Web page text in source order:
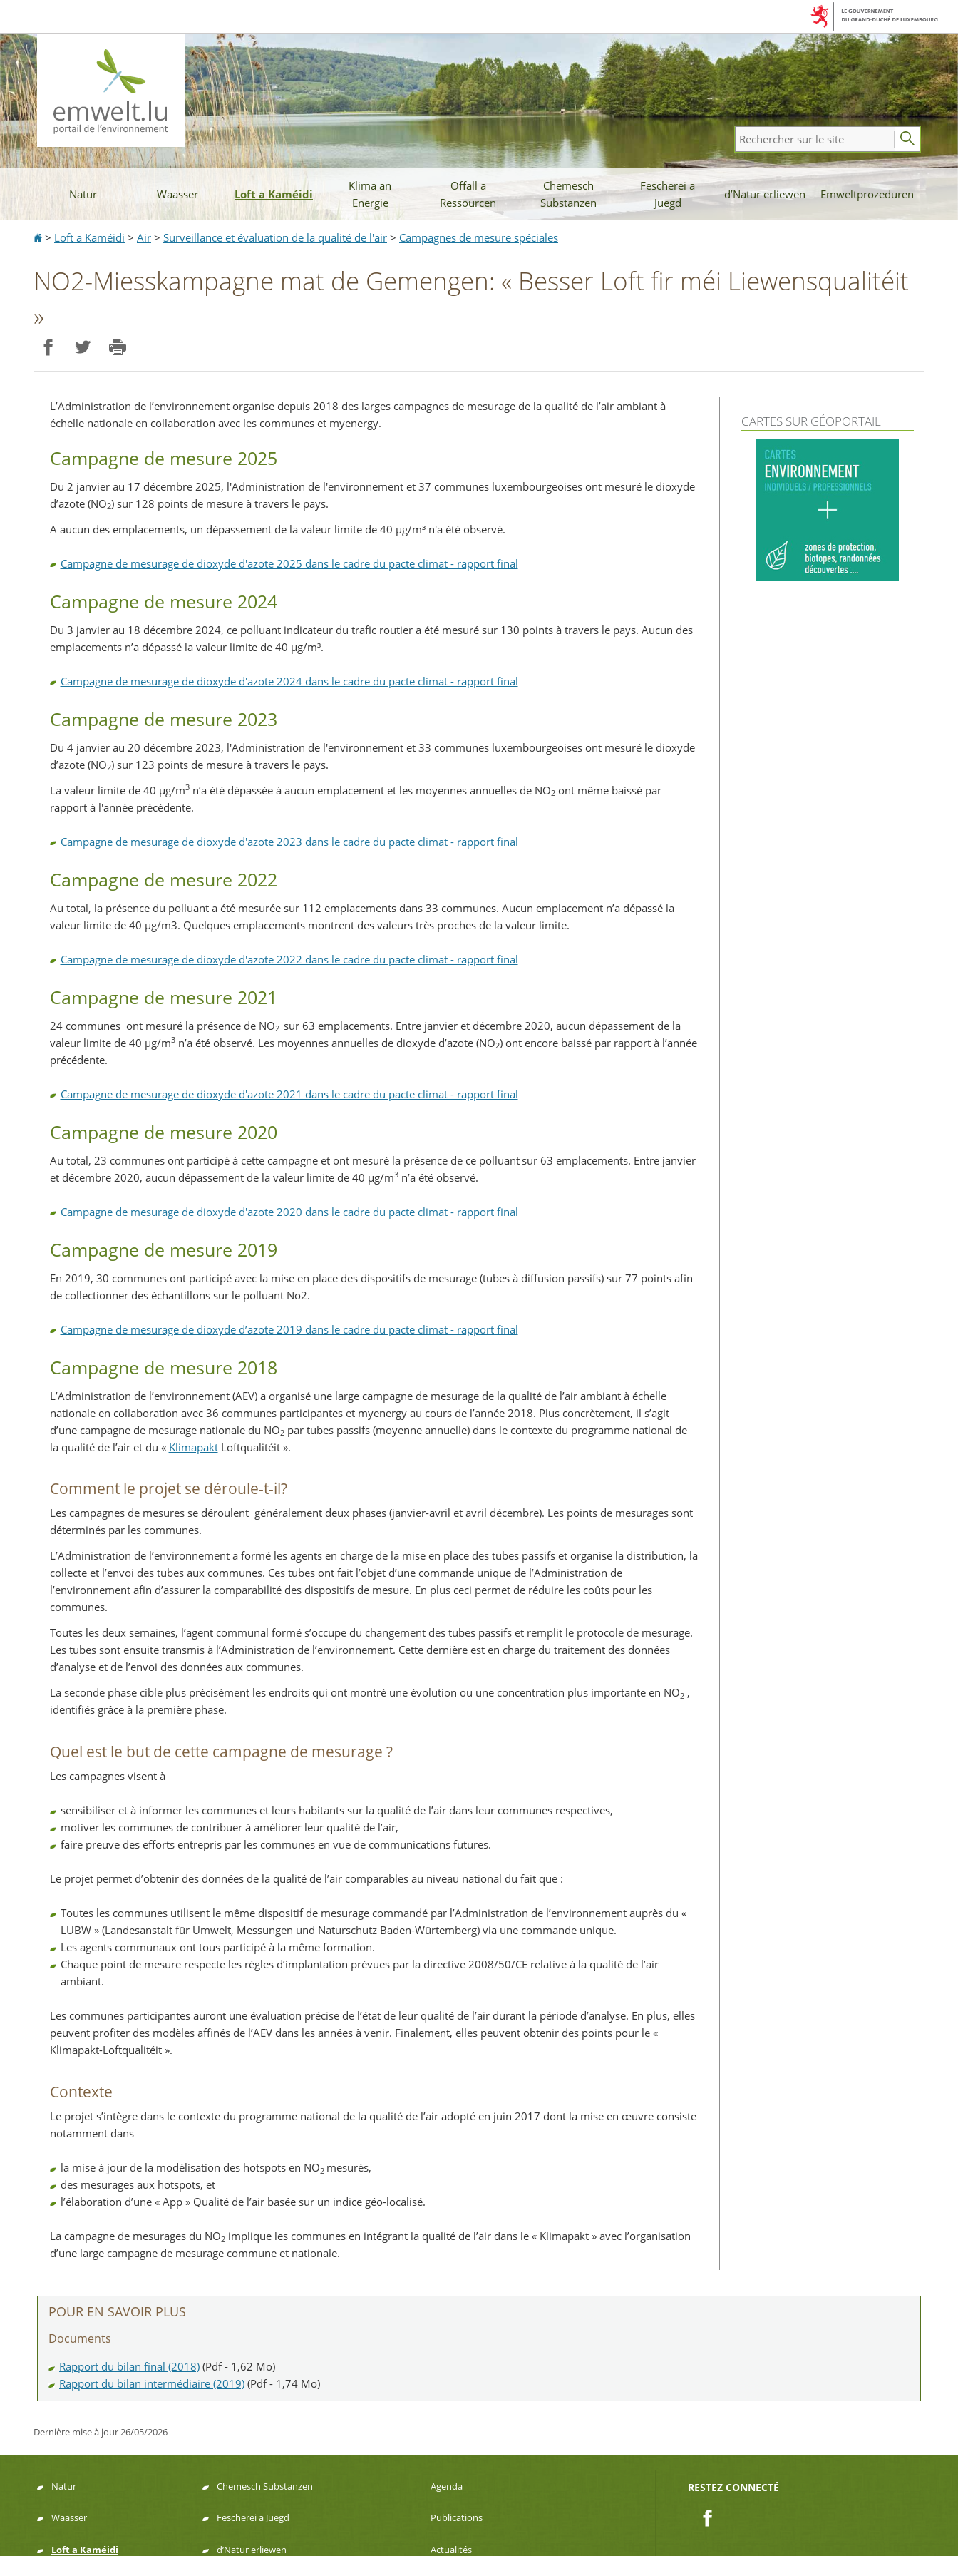
la
navigation
contenu
Natur Waasser Loft a Kaméidi
Klima an
Energie
Offäll a
Ressourcen
Chemesch
Substanzen
Fëscherei a
Juegd
d’Natur erliewen Emweltprozeduren
Rechercher
sur
le
site
Accueil
> Loft a Kaméidi > Air > Surveillance et évaluation de la qualité de l'air > Campagnes de mesure spéciales
NO2-Miesskampagne mat de Gemengen: « Besser Loft fir méi Liewensqualitéit
»
L’Administration de l’environnement organise depuis 2018 des larges campagnes de mesurage de la qualité de l’air ambiant à
échelle nationale en collaboration avec les communes et myenergy.
Campagne de mesure 2025
Du 2 janvier au 17 décembre 2025, l'Administration de l'environnement et 37 communes luxembourgeoises ont mesuré le dioxyde
d’azote (NO2) sur 128 points de mesure à travers le pays.
A aucun des emplacements, un dépassement de la valeur limite de 40 µg/m³ n'a été observé.
Campagne de mesurage de dioxyde d'azote 2025 dans le cadre du pacte climat - rapport final
Campagne de mesure 2024
Du 3 janvier au 18 décembre 2024, ce polluant indicateur du trafic routier a été mesuré sur 130 points à travers le pays. Aucun des
emplacements n’a dépassé la valeur limite de 40 µg/m³.
Campagne de mesurage de dioxyde d'azote 2024 dans le cadre du pacte climat - rapport final
Campagne de mesure 2023
Du 4 janvier au 20 décembre 2023, l'Administration de l'environnement et 33 communes luxembourgeoises ont mesuré le dioxyde
d’azote (NO2) sur 123 points de mesure à travers le pays.
La valeur limite de 40 µg/m3n’a été dépassée à aucun emplacement et les moyennes annuelles de NO2ont même baissé par
rapport à l'année précédente.
Campagne de mesurage de dioxyde d'azote 2023 dans le cadre du pacte climat - rapport final
Campagne de mesure 2022
Au total, la présence du polluant a été mesurée sur 112 emplacements dans 33 communes. Aucun emplacement n’a dépassé la
valeur limite de 40 µg/m3. Quelques emplacements montrent des valeurs très proches de la valeur limite.
Campagne de mesurage de dioxyde d'azote 2022 dans le cadre du pacte climat - rapport final
Campagne de mesure 2021
24 communes ont mesuré la présence de NO2 sur 63 emplacements. Entre janvier et décembre 2020, aucun dépassement de la
valeur limite de 40 µg/m3n’a été observé. Les moyennes annuelles de dioxyde d’azote (NO2) ont encore baissé par rapport à l’année
précédente.
Campagne de mesurage de dioxyde d'azote 2021 dans le cadre du pacte climat - rapport final
Campagne de mesure 2020
Au total, 23 communes ont participé à cette campagne et ont mesuré la présence de ce polluant sur 63 emplacements. Entre janvier
et décembre 2020, aucun dépassement de la valeur limite de 40 µg/m3n’a été observé.
Campagne de mesurage de dioxyde d'azote 2020 dans le cadre du pacte climat - rapport final
Campagne de mesure 2019
En 2019, 30 communes ont participé avec la mise en place des dispositifs de mesurage (tubes à diffusion passifs) sur 77 points afin
de collectionner des échantillons sur le polluant No2.
Campagne de mesurage de dioxyde d’azote 2019 dans le cadre du pacte climat - rapport final
Campagne de mesure 2018
L’Administration de l’environnement (AEV) a organisé une large campagne de mesurage de la qualité de l’air ambiant à échelle
nationale en collaboration avec 36 communes participantes et myenergy au cours de l’année 2018. Plus concrètement, il s’agit
d’une campagne de mesurage nationale du NO2par tubes passifs (moyenne annuelle) dans le contexte du programme national de
la qualité de l’air et du « KlimapaktLoftqualitéit ».
Comment le projet se déroule-t-il?
Les campagnes de mesures se déroulent généralement deux phases (janvier-avril et avril décembre). Les points de mesurages sont
déterminés par les communes.
L’Administration de l’environnement a formé les agents en charge de la mise en place des tubes passifs et organise la distribution, la
collecte et l’envoi des tubes aux communes. Ces tubes ont fait l’objet d’une commande unique de l’Administration de
l’environnement afin d’assurer la comparabilité des dispositifs de mesure. En plus ceci permet de réduire les coûts pour les
communes.
Toutes les deux semaines, l’agent communal formé s’occupe du changement des tubes passifs et remplit le protocole de mesurage.
Les tubes sont ensuite transmis à l’Administration de l’environnement. Cette dernière est en charge du traitement des données
d’analyse et de l’envoi des données aux communes.
La seconde phase cible plus précisément les endroits qui ont montré une évolution ou une concentration plus importante en NO2,
identifiés grâce à la première phase.
Quel est le but de cette campagne de mesurage ?
Les campagnes visent à
sensibiliser et à informer les communes et leurs habitants sur la qualité de l’air dans leur communes respectives,
motiver les communes de contribuer à améliorer leur qualité de l’air,
faire preuve des efforts entrepris par les communes en vue de communications futures.
Le projet permet d’obtenir des données de la qualité de l’air comparables au niveau national du fait que :
Toutes les communes utilisent le même dispositif de mesurage commandé par l’Administration de l’environnement auprès du «
LUBW » (Landesanstalt für Umwelt, Messungen und Naturschutz Baden-Würtemberg) via une commande unique.
Les agents communaux ont tous participé à la même formation.
Chaque point de mesure respecte les règles d’implantation prévues par la directive 2008/50/CE relative à la qualité de l’air
ambiant.
Les communes participantes auront une évaluation précise de l’état de leur qualité de l’air durant la période d’analyse. En plus, elles
peuvent profiter des modèles affinés de l’AEV dans les années à venir. Finalement, elles peuvent obtenir des points pour le «
Klimapakt-Loftqualitéit ».
Contexte
Le projet s’intègre dans le contexte du programme national de la qualité de l’air adopté en juin 2017 dont la mise en œuvre consiste
notamment dans
la mise à jour de la modélisation des hotspots en NO2 mesurés,
des mesurages aux hotspots, et
l’élaboration d’une « App » Qualité de l’air basée sur un indice géo-localisé.
La campagne de mesurages du NO2implique les communes en intégrant la qualité de l’air dans le « Klimapakt » avec l’organisation
d’une large campagne de mesurage commune et nationale.
CARTES SUR GÉOPORTAIL
POUR EN SAVOIR PLUS
Documents
Rapport du bilan final (2018) (Pdf - 1,62 Mo)
Rapport du bilan intermédiaire (2019) (Pdf - 1,74 Mo)
Dernière mise à jour26/05/2026
Menu
de
Natur
Waasser
Loft a Kaméidi
Chemesch Substanzen
Fëscherei a Juegd
d’Natur erliewen
Agenda
Publications
Actualités
RESTEZ CONNECTÉ